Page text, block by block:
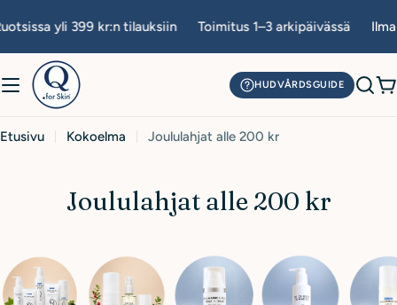
sisältöönyli 399 kr:n tilauksiin Toimitus 1–3 arkipäivässä
HUDVÅRDSGUIDE
Etusivu Kokoelma Joululahjat alle 200 kr
K
k
o
Joululahjat alle 200 kr